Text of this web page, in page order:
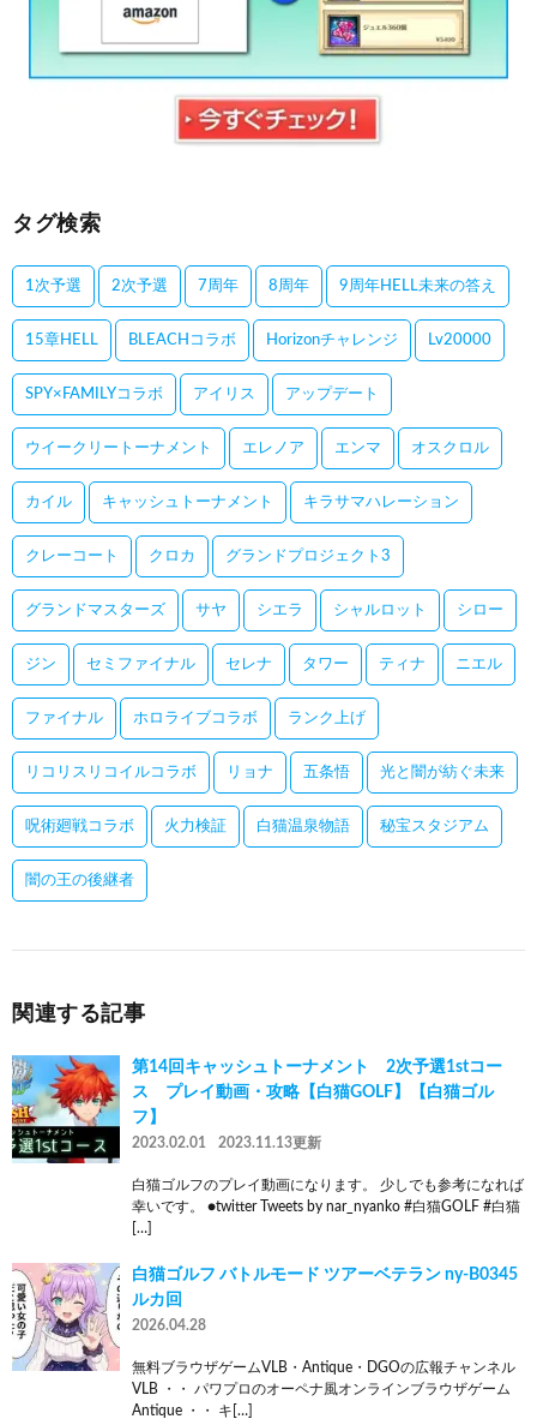
タグ検索
1次予選 2次予選 7周年 8周年 9周年HELL未来の答え
15章HELL BLEACHコラボ Horizonチャレンジ Lv20000
SPY×FAMILYコラボ アイリス アップデート
ウイークリートーナメント エレノア エンマ オスクロル
カイル キャッシュトーナメント キラサマハレーション
クレーコート クロカ グランドプロジェクト3
グランドマスターズ サヤ シエラ シャルロット シロー
ジン セミファイナル セレナ タワー ティナ ニエル
ファイナル ホロライブコラボ ランク上げ
リコリスリコイルコラボ リョナ 五条悟 光と闇が紡ぐ未来
呪術廻戦コラボ 火力検証 白猫温泉物語 秘宝スタジアム
闇の王の後継者
関連する記事
第14回キャッシュトーナメント 2次予選1stコー
ス プレイ動画・攻略【白猫GOLF】【白猫ゴル
フ】
2023.02.01 2023.11.13更新
白猫ゴルフのプレイ動画になります。 少しでも参考になれば
幸いです。 ●twitter Tweets by nar_nyanko #白猫GOLF #白猫
[…]
白猫ゴルフ バトルモード ツアーベテラン ny-B0345
ルカ回
2026.04.28
無料ブラウザゲームVLB・Antique・DGOの広報チャンネル
VLB ・・ パワプロのオーペナ風オンラインブラウザゲーム
Antique ・・ キ[…]